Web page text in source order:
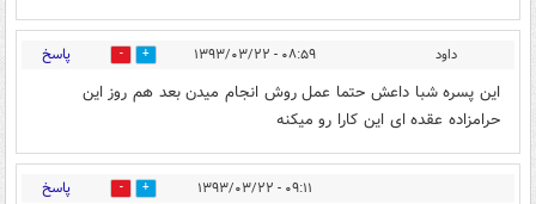
داود ۰۸:۵۹ - ۱۳۹۳/۰۳/۲۲ 0 پاسخ
این پسره شبا داعش حتما عمل روش انجام میدن بعد هم روز این
حرامزاده عقده ای این کارا رو میکنه
۰۹:۱۱ - ۱۳۹۳/۰۳/۲۲ 0 پاسخ